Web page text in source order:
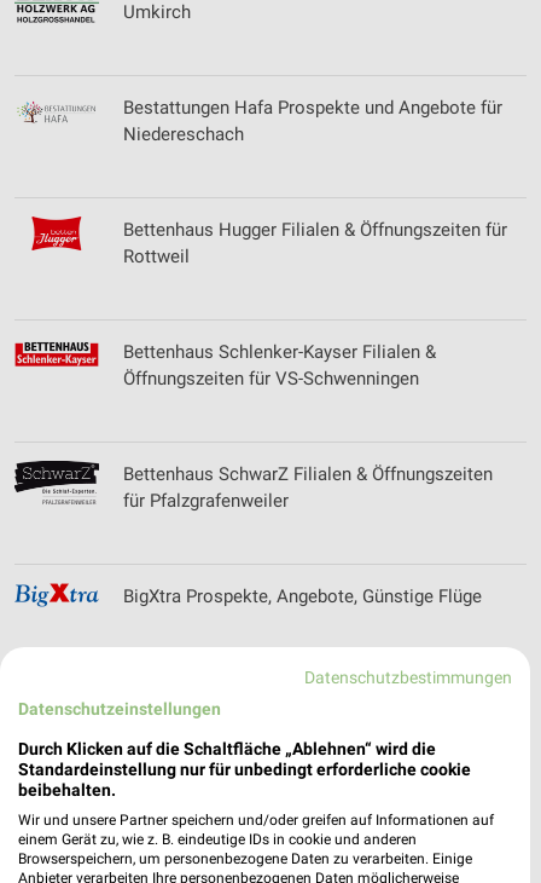
Umkirch
Bestattungen Hafa Prospekte und Angebote für
Niedereschach
Bettenhaus Hugger Filialen & Öffnungszeiten für
Rottweil
Bettenhaus Schlenker-Kayser Filialen &
Öffnungszeiten für VS-Schwenningen
Bettenhaus SchwarZ Filialen & Öffnungszeiten
für Pfalzgrafenweiler
BigXtra Prospekte, Angebote, Günstige Flüge
BIKEBOX Filialen & Öffnungszeiten für Rottweil-
Neufra
Bike Ranch Filialen & Öffnungszeiten für
Schonach
Datenschutzbestimmungen
Datenschutzeinstellungen
Durch Klicken auf die Schaltfläche „Ablehnen“ wird die
Standardeinstellung nur für unbedingt erforderliche cookie
beibehalten.
Wir und unsere Partner speichern und/oder greifen auf Informationen auf
einem Gerät zu, wie z. B. eindeutige IDs in cookie und anderen
Browserspeichern, um personenbezogene Daten zu verarbeiten. Einige
Anbieter verarbeiten Ihre personenbezogenen Daten möglicherweise